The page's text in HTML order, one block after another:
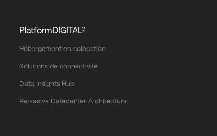
PlatformDIGITAL®
Hébergement en colocation
Solutions de connectivité
Data Insights Hub
Pervasive Datacenter Architecture